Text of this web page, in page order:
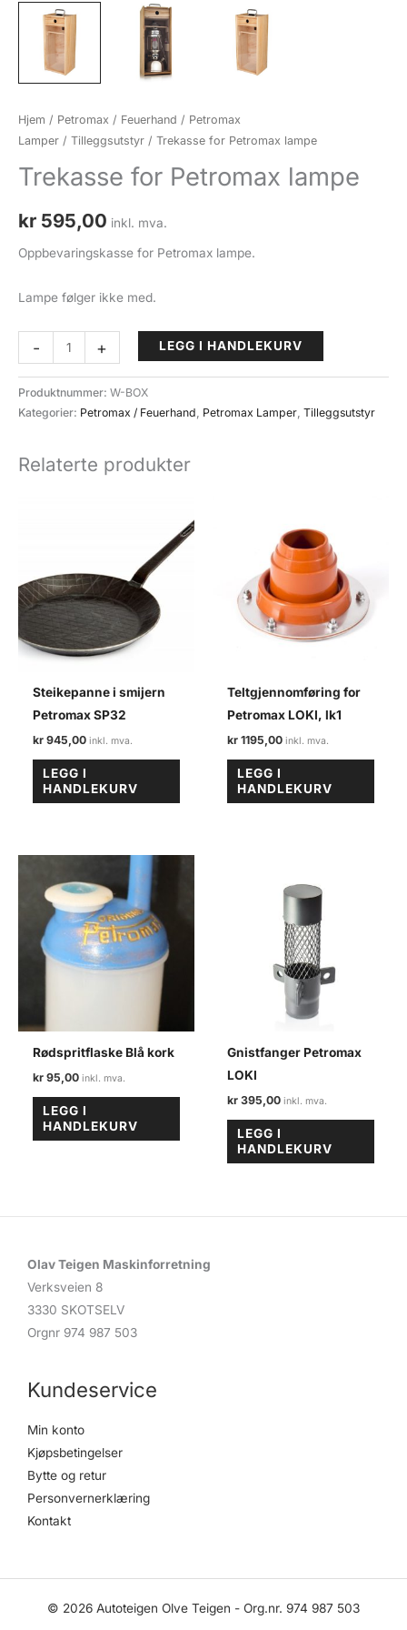
Hjem / Petromax / Feuerhand / Petromax
Lamper / Tilleggsutstyr / Trekasse for Petromax lampe
Trekasse for Petromax lampe
kr 595,00 inkl. mva.
Oppbevaringskasse for Petromax lampe.
Lampe følger ikke med.
-
Trekasse
for
Petromax
lampe
+ LEGG I HANDLEKURV
Produktnummer: W-BOX
Kategorier: Petromax / Feuerhand Petromax Lamper Tilleggsutstyr
Relaterte produkter
Steikepanne i smijern
Petromax SP32
kr 945,00
LEGG I
HANDLEKURV
Teltgjennomføring for
Petromax LOKI, lk1
kr 1195,00
LEGG I
HANDLEKURV
Rødspritflaske Blå kork
kr 95,00
LEGG I
HANDLEKURV
Gnistfanger Petromax
LOKI
kr 395,00
LEGG I
HANDLEKURV
Olav Teigen Maskinforretning
Verksveien 8
3330 SKOTSELV
Orgnr 974 987 503
Kundeservice
Min konto
Kjøpsbetingelser
Bytte og retur
Personvernerklæring
Kontakt
© 2026 Autoteigen Olve Teigen - Org.nr. 974 987 503